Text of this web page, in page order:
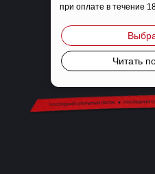
Читать
при оплате в течение